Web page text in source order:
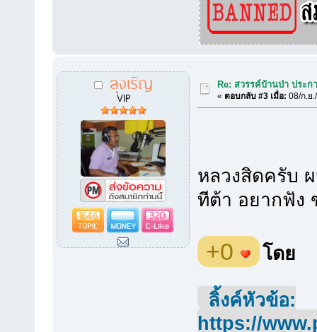
ลุงเริญ
VIP
1646 320
Re: สวรรค์บ้านป่า ประก
«ตอบกลับ #3 เมื่อ: 08/ก.ย
หลวงสิดครับ
ทีต้า อยากฟัง
+0 โดย
ลิ้งค์หัวข้อ:
https://